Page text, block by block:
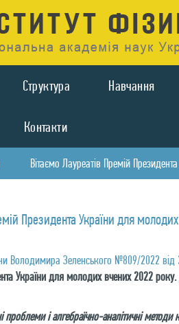
Структура Навчання
Контакти
Вітаємо Лауреатів Премій
Президента України для
Володимира Зеленського №809/2022 від
України для молодих вчених 2022
і алгебраїчно-аналітичні